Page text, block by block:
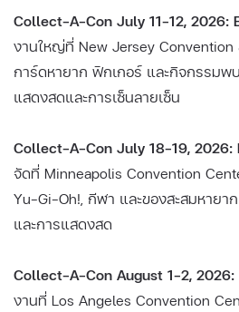
Collect-A-Con July 11–12, 2026:
งานใหญ่ที่ New Jersey Convention
การ์ดหายาก ฟิกเกอร์ และกิจกรรมพ
แสดงสดและการเซ็นลายเซ็น
Collect-A-Con July 18–19, 2026:
จัดที่ Minneapolis Convention
Yu-Gi-Oh!, กีฬา และของสะสมหายา
และการแสดงสด
Collect-A-Con August 1–2, 2026:
งานที่ Los Angeles Convention